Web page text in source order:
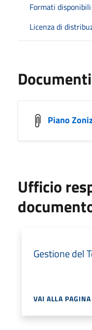
Formati disponibili
Licenza di
Documenti
Piano
Ufficio
Gestione del
VAI ALLA PAGINA